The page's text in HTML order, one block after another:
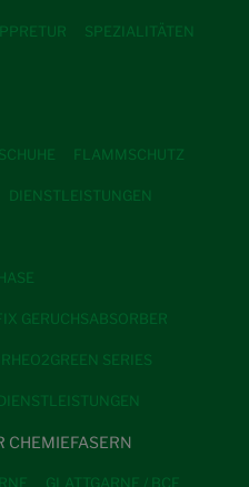
SPEZIALITÄTEN
SCHUHE FLAMMSCHUTZ
DIENSTLEISTUNGEN
GERUCHSABSORBER
RHEO2GREEN SERIES
DIENSTLEISTUNGEN
CHEMIEFASERN
GLATTGARNE / BCF